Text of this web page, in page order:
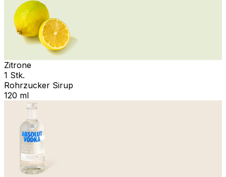
Zitrone
1 Stk.
Rohrzucker Sirup
120 ml